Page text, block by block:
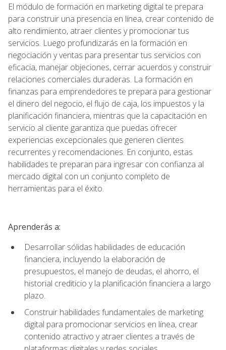
El módulo de formación en marketing digital te prepara
para construir una presencia en línea, crear contenido de
alto rendimiento, atraer clientes y promocionar tus
servicios. Luego profundizarás en la formación en
negociación y ventas para presentar tus servicios con
eficacia, manejar objeciones, cerrar acuerdos y construir
relaciones comerciales duraderas. La formación en
finanzas para emprendedores te prepara para gestionar
el dinero del negocio, el flujo de caja, los impuestos y la
planificación financiera, mientras que la capacitación en
servicio al cliente garantiza que puedas ofrecer
experiencias excepcionales que generen clientes
recurrentes y recomendaciones. En conjunto, estas
habilidades te preparan para ingresar con confianza al
mercado digital con un conjunto completo de
herramientas para el éxito.
Aprenderás a:
Desarrollar sólidas habilidades de educación
financiera, incluyendo la elaboración de
presupuestos, el manejo de deudas, el ahorro, el
historial crediticio y la planificación financiera a largo
plazo.
Construir habilidades fundamentales de marketing
digital para promocionar servicios en línea, crear
contenido atractivo y atraer clientes a través de